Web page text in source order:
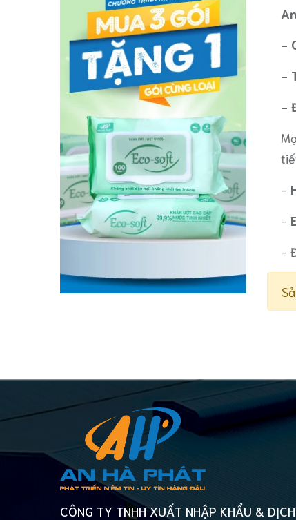
-
-
-
-
-
-
CÔNG TY TNHH XUẤT NHẬP KHẨU &